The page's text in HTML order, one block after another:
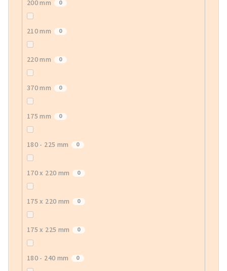
200 mm 0
210 mm 0
220 mm 0
370 mm 0
175 mm 0
180 - 225 mm 0
170 x 220 mm 0
175 x 220 mm 0
175 x 225 mm 0
180 - 240 mm 0